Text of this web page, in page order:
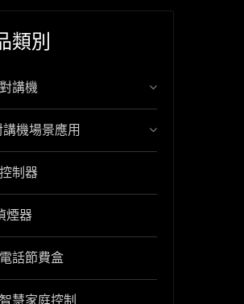
類別
講機
講機場景應用
制器
煙器
話節費盒
慧家庭控制